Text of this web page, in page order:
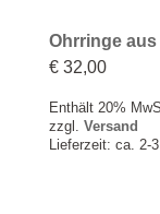
Ohrringe aus
€32,00
Enthält 20%
zzgl. Versand
Lieferzeit: ca. 2-